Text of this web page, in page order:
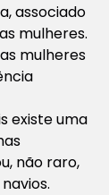
associado
mulheres.
mulheres
existe uma
não raro,